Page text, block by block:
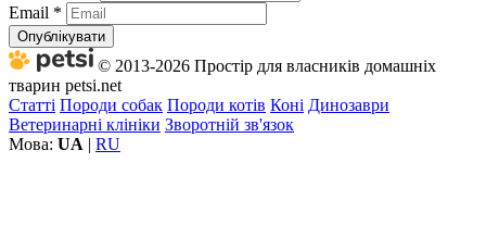
Email *
Опублікувати
© 2013-2026 Простір для власників домашніх
тварин petsi.net
Статті Породи собак Породи котів Коні Динозаври
Ветеринарні клініки Зворотній зв'язок
Мова: UA | RU